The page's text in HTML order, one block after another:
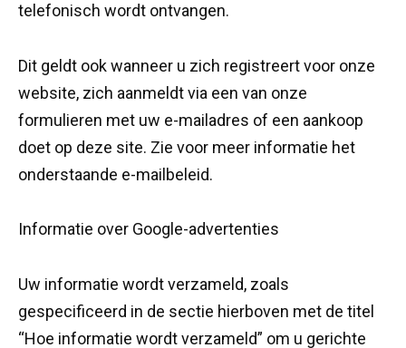
telefonisch wordt ontvangen.
Dit geldt ook wanneer u zich registreert voor onze
website, zich aanmeldt via een van onze
formulieren met uw e-mailadres of een aankoop
doet op deze site. Zie voor meer informatie het
onderstaande e-mailbeleid.
Informatie over Google-advertenties
Uw informatie wordt verzameld, zoals
gespecificeerd in de sectie hierboven met de titel
“Hoe informatie wordt verzameld” om u gerichte